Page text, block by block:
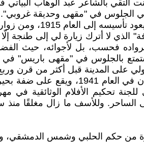
ألتقي بالشاعر عبد الوهاب
وجورج أورويل وونستون تشرشل.
بل لأجوائه، حيث الفضاء
بالجلوس في "مقهى باريس"
على المدينة قبل أكثر من قرن
والمقهى المفضّل لديّ في مدينة الناظور هو
تحكيم الأفلام الوثائقية في
الساحر. وللأسف ما زال مغلقًا